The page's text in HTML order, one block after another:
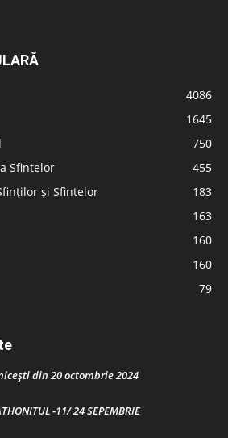
4086
1645
750
Sfintelor
455
și Sfintelor
183
163
160
160
79
din 20 octombrie 2024
-11/ 24 SEPEMBRIE